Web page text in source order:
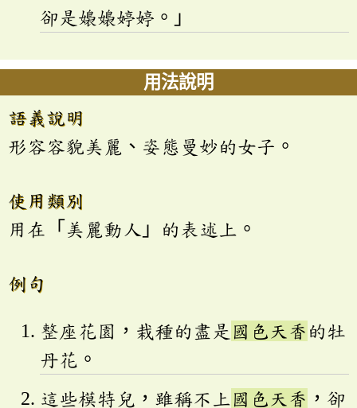
卻是嬝嬝婷婷。」
用法說明
語義說明
形容容貌美麗、姿態曼妙的女子。
使用類別
用在「美麗動人」的表述上。
例句
整座花園，栽種的盡是 國色天香 的牡
丹花。
這些模特兒，雖稱不上 國色天香 ，卻